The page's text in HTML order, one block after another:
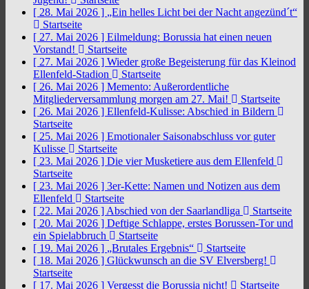
[ 28. Mai 2026 ] „Ein helles Licht bei der Nacht angezünd´t“
Startseite
[ 27. Mai 2026 ] Eilmeldung: Borussia hat einen neuen
Vorstand!
Startseite
[ 27. Mai 2026 ] Wieder große Begeisterung für das Kleinod
Ellenfeld-Stadion
Startseite
[ 26. Mai 2026 ] Memento: Außerordentliche
Mitgliederversammlung morgen am 27. Mai!
Startseite
[ 26. Mai 2026 ] Ellenfeld-Kulisse: Abschied in Bildern
Startseite
[ 25. Mai 2026 ] Emotionaler Saisonabschluss vor guter
Kulisse
Startseite
[ 23. Mai 2026 ] Die vier Musketiere aus dem Ellenfeld
Startseite
[ 23. Mai 2026 ] 3er-Kette: Namen und Notizen aus dem
Ellenfeld
Startseite
[ 22. Mai 2026 ] Abschied von der Saarlandliga
Startseite
[ 20. Mai 2026 ] Deftige Schlappe, erstes Borussen-Tor und
ein Spielabbruch
Startseite
[ 19. Mai 2026 ] „Brutales Ergebnis“
Startseite
[ 18. Mai 2026 ] Glückwunsch an die SV Elversberg!
Startseite
[ 17. Mai 2026 ] Vergesst die Borussia nicht!
Startseite